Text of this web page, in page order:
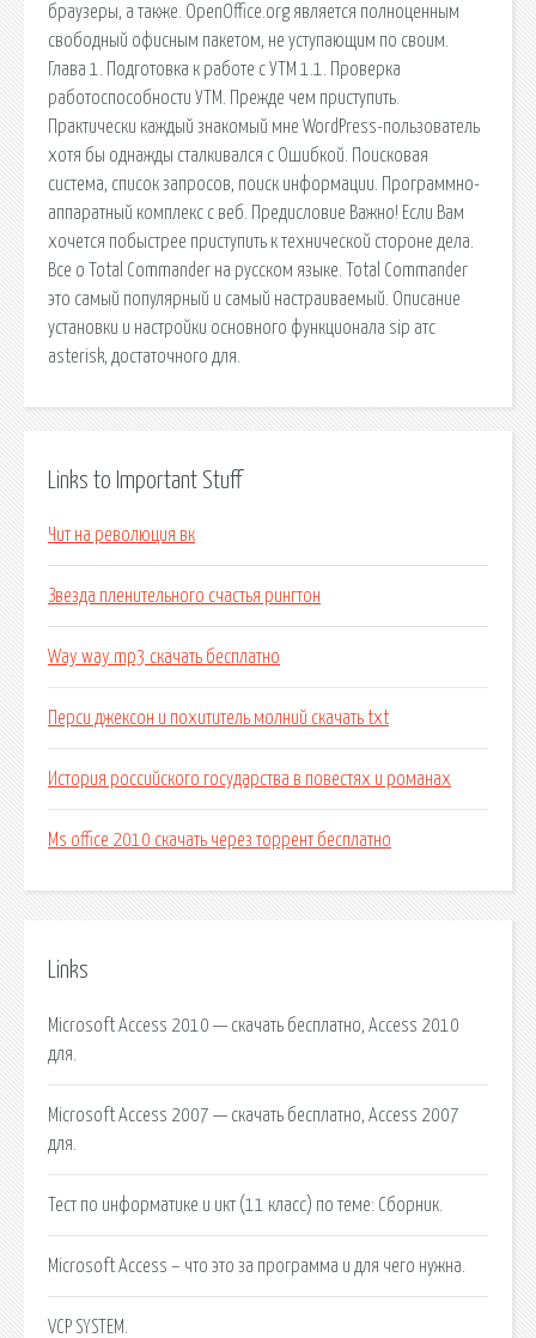
браузеры, а также. OpenOffice.org является полноценным
свободный офисным пакетом, не уступающим по своим.
Глава 1. Подготовка к работе с УТМ 1.1. Проверка
работоспособности УТМ. Прежде чем приступить.
Практически каждый знакомый мне WordPress-пользователь
хотя бы однажды сталкивался с Ошибкой. Поисковая
сиcтема, список запросов, поиск информации. Программно-
аппаратный комплекс с веб. Предисловие Важно! Если Вам
хочется побыстрее приступить к технической стороне дела.
Все о Total Commander на русском языке. Total Commander
это самый популярный и самый настраиваемый. Описание
установки и настройки основного функционала sip атс
asterisk, достаточного для.
Links to Important Stuff
Чит на революция вк
Звезда пленительного счастья рингтон
Way way mp3 скачать бесплатно
Перси джексон и похититель молний скачать txt
История российского государства в повестях и романах
Ms office 2010 скачать через торрент бесплатно
Links
Microsoft Access 2010 — скачать бесплатно, Access 2010
для.
Microsoft Access 2007 — скачать бесплатно, Access 2007
для.
Тест по информатике и икт (11 класс) по теме: Сборник.
Microsoft Access – что это за программа и для чего нужна.
VCP SYSTEM.